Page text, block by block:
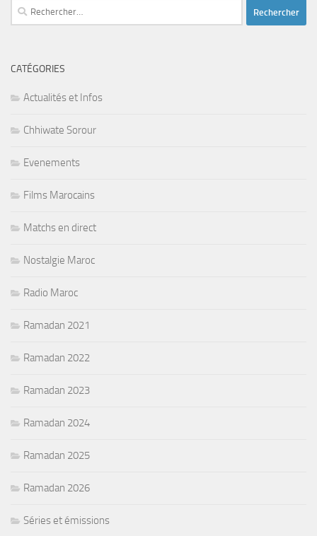
Rechercher :
CATÉGORIES
Actualités et Infos
Chhiwate Sorour
Evenements
Films Marocains
Matchs en direct
Nostalgie Maroc
Radio Maroc
Ramadan 2021
Ramadan 2022
Ramadan 2023
Ramadan 2024
Ramadan 2025
Ramadan 2026
Séries et émissions